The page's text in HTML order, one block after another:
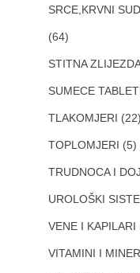
SRCE,KRVNI
(64)
STITNA ZLIJEZDA
SUMECE
TLAKOMJERI (22)
TOPLOMJERI (5)
TRUDNOCA I
UROLOŠKI
VENE I KAPILARI
VITAMINI I